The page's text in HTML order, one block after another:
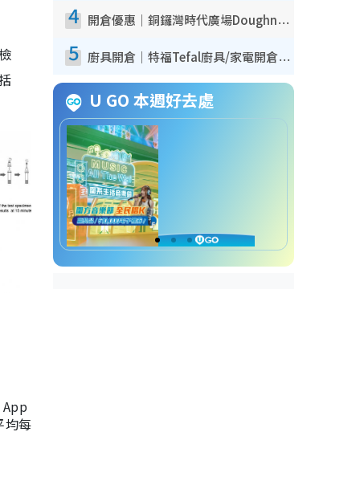
均每
4 開倉優惠｜銅鑼灣時代廣場Doughnut/Campo Marzio開倉低至1折！背囊、書包、手袋劈價$200起
5 廚具開倉｜特福Tefal廚具/家電開倉低至3折！$220起買平底鍋/炒鑊/湯煲！電飯煲/吸塵機/燙斗$418起
U GO 本週好去處